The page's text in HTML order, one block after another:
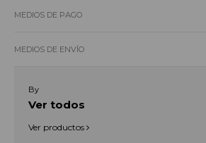
MEDIOS DE PAGO
MEDIOS DE ENVÍO
By
Ver todos
Ver productos